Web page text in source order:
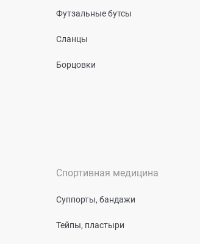
Футзальные бутсы
Сланцы
Борцовки
Спортивная медицина
Суппорты, бандажи
Тейпы, пластыри